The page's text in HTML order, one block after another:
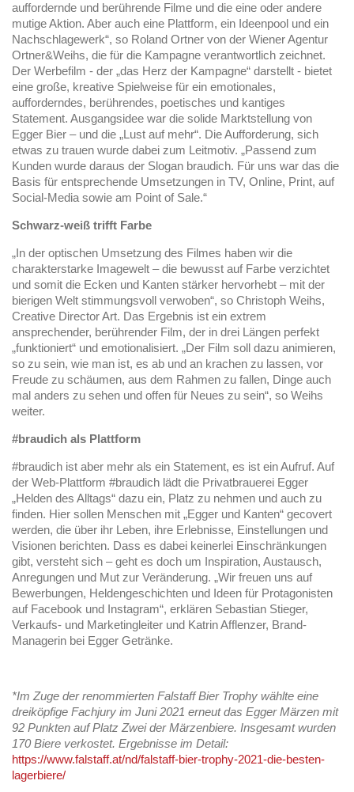
auffordernde und berührende Filme und die eine oder andere
mutige Aktion. Aber auch eine Plattform, ein Ideenpool und ein
Nachschlagewerk“, so Roland Ortner von der Wiener Agentur
Ortner&Weihs, die für die Kampagne verantwortlich zeichnet.
Der Werbefilm - der „das Herz der Kampagne“ darstellt - bietet
eine große, kreative Spielweise für ein emotionales,
aufforderndes, berührendes, poetisches und kantiges
Statement. Ausgangsidee war die solide Marktstellung von
Egger Bier – und die „Lust auf mehr“. Die Aufforderung, sich
etwas zu trauen wurde dabei zum Leitmotiv. „Passend zum
Kunden wurde daraus der Slogan braudich. Für uns war das die
Basis für entsprechende Umsetzungen in TV, Online, Print, auf
Social-Media sowie am Point of Sale.“
Schwarz-weiß trifft Farbe
„In der optischen Umsetzung des Filmes haben wir die
charakterstarke Imagewelt – die bewusst auf Farbe verzichtet
und somit die Ecken und Kanten stärker hervorhebt – mit der
bierigen Welt stimmungsvoll verwoben“, so Christoph Weihs,
Creative Director Art. Das Ergebnis ist ein extrem
ansprechender, berührender Film, der in drei Längen perfekt
„funktioniert“ und emotionalisiert. „Der Film soll dazu animieren,
so zu sein, wie man ist, es ab und an krachen zu lassen, vor
Freude zu schäumen, aus dem Rahmen zu fallen, Dinge auch
mal anders zu sehen und offen für Neues zu sein“, so Weihs
weiter.
#braudich als Plattform
#braudich ist aber mehr als ein Statement, es ist ein Aufruf. Auf
der Web-Plattform #braudich lädt die Privatbrauerei Egger
„Helden des Alltags“ dazu ein, Platz zu nehmen und auch zu
finden. Hier sollen Menschen mit „Egger und Kanten“ gecovert
werden, die über ihr Leben, ihre Erlebnisse, Einstellungen und
Visionen berichten. Dass es dabei keinerlei Einschränkungen
gibt, versteht sich – geht es doch um Inspiration, Austausch,
Anregungen und Mut zur Veränderung. „Wir freuen uns auf
Bewerbungen, Heldengeschichten und Ideen für Protagonisten
auf Facebook und Instagram“, erklären Sebastian Stieger,
Verkaufs- und Marketingleiter und Katrin Afflenzer, Brand-
Managerin bei Egger Getränke.
*Im Zuge der renommierten Falstaff Bier Trophy wählte eine
dreiköpfige Fachjury im Juni 2021 erneut das Egger Märzen mit
92 Punkten auf Platz Zwei der Märzenbiere. Insgesamt wurden
170 Biere verkostet. Ergebnisse im Detail:
https://www.falstaff.at/nd/falstaff-bier-trophy-2021-die-besten-
lagerbiere/